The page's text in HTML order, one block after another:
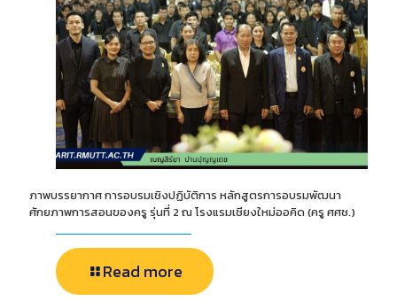
ภาพบรรยากาศ การอบรมเชิงปฏิบัติการ หลักสูตรการอบรมพัฒนา
ศักยภาพการสอนของครู รุ่นที่ 2 ณ โรงแรมเชียงใหม่ออคิด (ครู ศศช.)
Read more